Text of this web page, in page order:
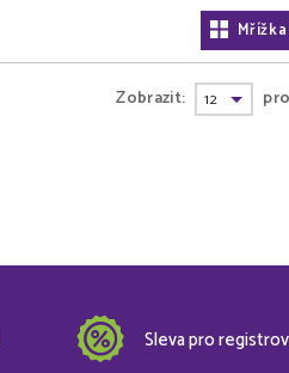
Mřížka
Zobrazit:
Sleva pro